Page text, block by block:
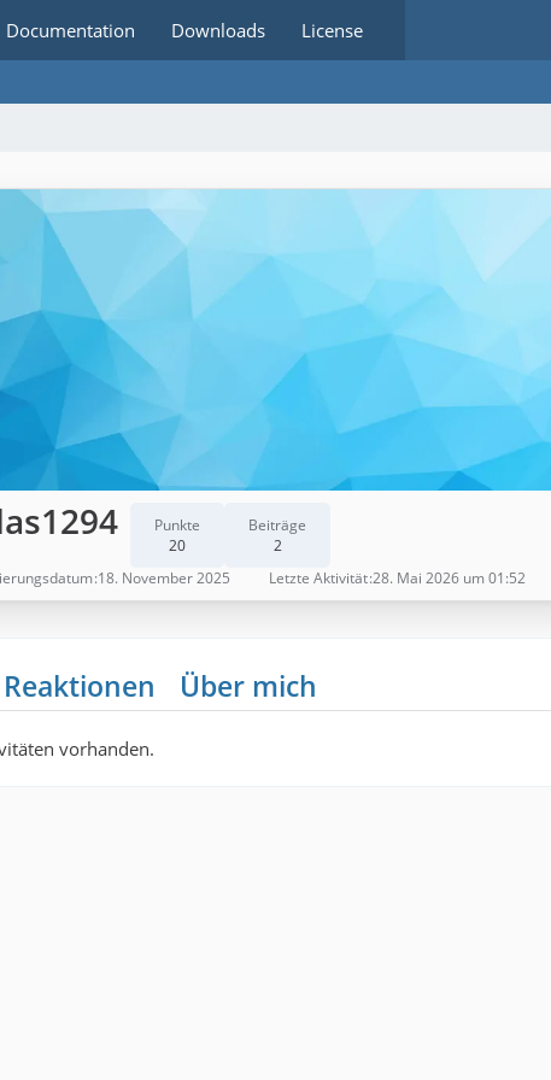
Documentation Downloads License
Punkte
20
Beiträge
2
18. November 2025 Letzte Aktivität 28. Mai 2026 um 01:52
Reaktionen Über mich
vorhanden.